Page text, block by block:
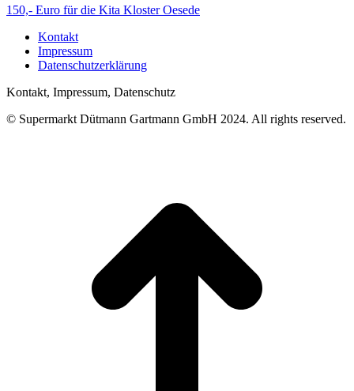
150,- Euro für die Kita Kloster Oesede
Kontakt
Impressum
Datenschutzerklärung
Kontakt, Impressum, Datenschutz
© Supermarkt Dütmann Gartmann GmbH 2024. All rights reserved.